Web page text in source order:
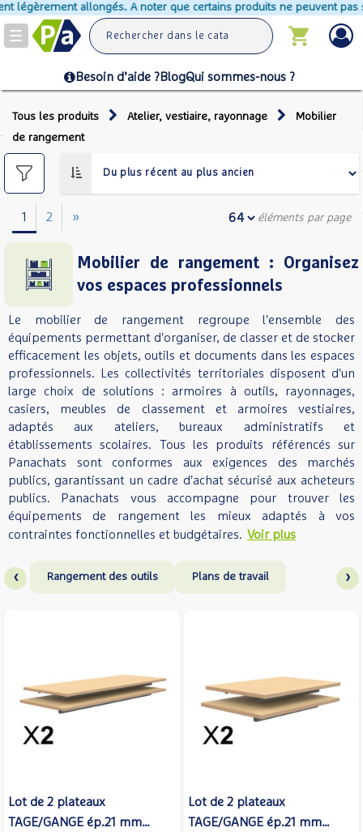
A noter que certains produits ne peuvent pas s'ajouter au panier
Toggle
navigation
Besoin d’aide ?BlogQui sommes-nous ?
Tous les produits Atelier, vestiaire, rayonnage
Mobilier
de rangement
1 2 » éléments par page
Mobilier de rangement : Organisez
vos espaces professionnels
Le mobilier de rangement regroupe l'ensemble des
équipements permettant d'organiser, de classer et de stocker
efficacement les objets, outils et documents dans les espaces
professionnels. Les collectivités territoriales disposent d'un
large choix de solutions : armoires à outils, rayonnages,
casiers, meubles de classement et armoires vestiaires,
adaptés aux ateliers, bureaux administratifs et
établissements scolaires. Tous les produits référencés sur
Panachats sont conformes aux exigences des marchés
publics, garantissant un cadre d'achat sécurisé aux acheteurs
publics. Panachats vous accompagne pour trouver les
équipements de rangement les mieux adaptés à vos
contraintes fonctionnelles et budgétaires. Voir plus
‹ Rangement des outils Plans de travail ›
Lot de 2 plateaux
TAGE/GANGE ép.21 mm
Lot de 2 plateaux
TAGE/GANGE ép.21 mm